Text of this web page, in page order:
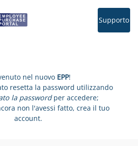
Supporto
nel nuovo EPP!
resetta la password utilizzando
la passwordper accedere;
non l'avessi fatto, crea il tuo
account.